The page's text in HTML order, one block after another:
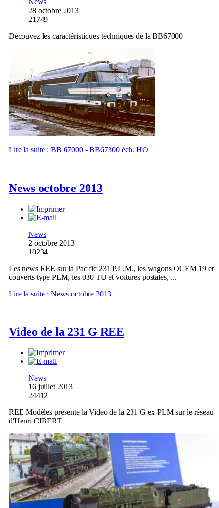
28 octobre 2013
21749
Découvez les caractéristiques techniques de la BB67000
Lire la suite : BB 67000 - BB67300 éch. HO
News octobre 2013
News
2 octobre 2013
10234
Les news REE sur la Pacific 231 P.L.M., les wagons OCEM 19 et
couverts type PLM, les 030 TU et voitures postales, ...
Lire la suite : News octobre 2013
Video de la 231 G REE
News
16 juillet 2013
24412
REE Modèles présente la Video de la 231 G ex-PLM sur le réseau
d'Henri CIBERT.